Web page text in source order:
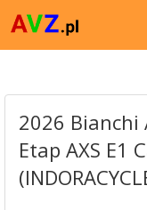
2026 Bianchi
Etap AXS E1